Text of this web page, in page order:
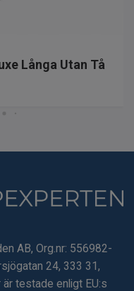
Långa Utan Tå
AB, Org.nr: 556982-
24, 333 31,
testade enligt EU:s